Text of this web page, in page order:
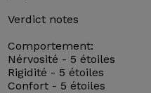
Verdict notes
Comportement:
Nérvosité - 5 étoiles
Rigidité - 5 étoiles
Confort - 5 étoiles